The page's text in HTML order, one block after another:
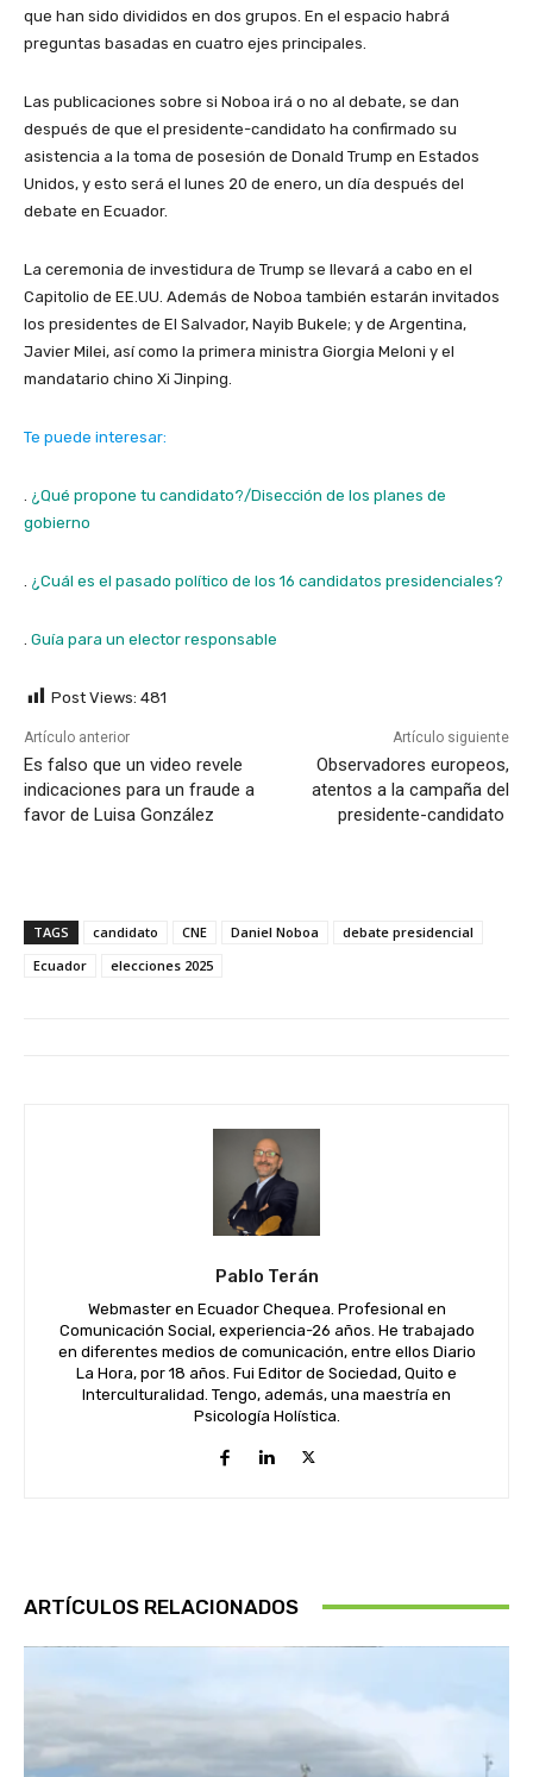
que han sido divididos en dos grupos. En el espacio habrá
preguntas basadas en cuatro ejes principales.
Las publicaciones sobre si Noboa irá o no al debate, se dan
después de que el presidente-candidato ha confirmado su
asistencia a la toma de posesión de Donald Trump en Estados
Unidos, y esto será el lunes 20 de enero, un día después del
debate en Ecuador.
La ceremonia de investidura de Trump se llevará a cabo en el
Capitolio de EE.UU. Además de Noboa también estarán invitados
los presidentes de El Salvador, Nayib Bukele; y de Argentina,
Javier Milei, así como la primera ministra Giorgia Meloni y el
mandatario chino Xi Jinping.
Te puede interesar:
¿Qué propone tu candidato?/Disección de los planes de
gobierno
¿Cuál es el pasado político de los 16 candidatos presidenciales?
Guía para un elector responsable
Post Views: 481
Artículo anterior
Es falso que un video revele
indicaciones para un fraude a
favor de Luisa González
Artículo siguiente
Observadores europeos,
atentos a la campaña del
presidente-candidato
TAGS candidato CNE Daniel Noboa
debate presidencial
Ecuador
elecciones 2025
Pablo Terán
Webmaster en Ecuador Chequea. Profesional en
Comunicación Social, experiencia-26 años. He trabajado
en diferentes medios de comunicación, entre ellos Diario
La Hora, por 18 años. Fui Editor de Sociedad, Quito e
Interculturalidad. Tengo, además, una maestría en
Psicología Holística.
ARTÍCULOS RELACIONADOS